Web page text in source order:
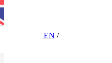
EN /